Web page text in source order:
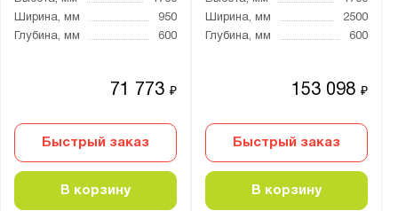
Ширина, мм
950
Глубина, мм
600
71 773₽
Быстрый заказ
В корзину
Ширина, мм
2500
Глубина, мм
600
153 098₽
Быстрый заказ
В корзину
Диполь
Предприятие ДВК